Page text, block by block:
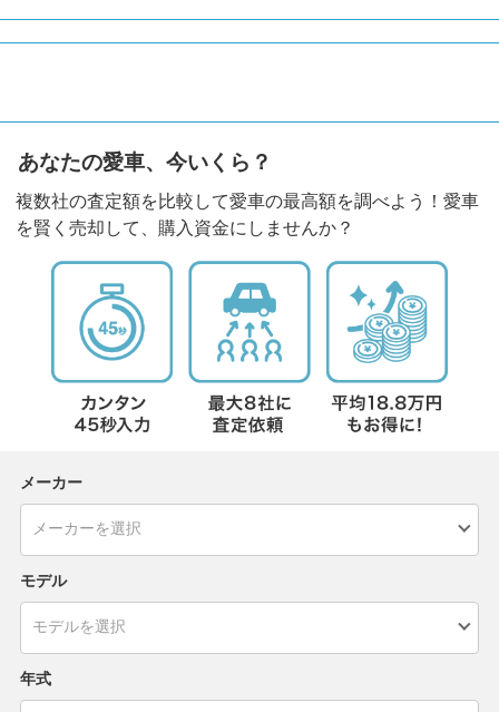
あなたの愛車、今いくら？
複数社の査定額を比較して愛車の最高額を調べよう！愛車
を賢く売却して、購入資金にしませんか？
メーカー
モデル
年式